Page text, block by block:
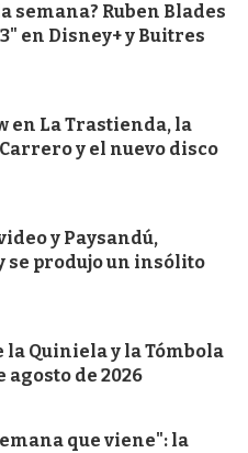
semana? Ruben Blades
en Disney+ y Buitres
en La Trastienda, la
y el nuevo disco
y Paysandú,
se produjo un insólito
la Quiniela y la Tómbola
agosto de 2026
que viene": la